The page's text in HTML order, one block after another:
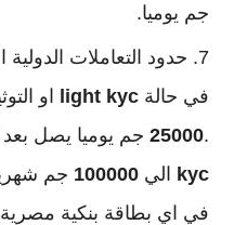
جم يوميا.
حدود التعاملات
في حالة light kyc او
.
25000 جم يوميا يصل بعد
kyc الي 100000 جم
في اي بطاقة بنكية